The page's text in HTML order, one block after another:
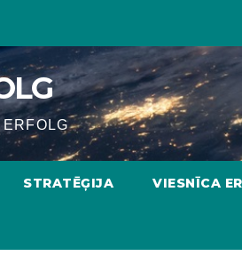
STRATĒĢIJA VIESNĪCA